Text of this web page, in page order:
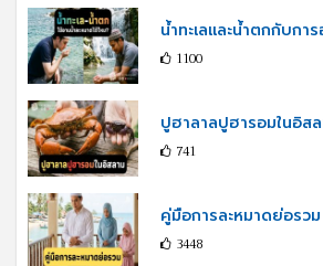
น้ำทะเลและน้ำตกกับกา
1100
ปูฮาลาลปูฮารอมในอิส
741
คู่มือการละหมาดย่อรวม
3448